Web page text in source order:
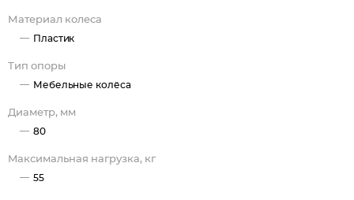
Материал колеса
Пластик
Тип опоры
Мебельные колёса
Диаметр, мм
80
Maксимальная нагрузка, кг
55